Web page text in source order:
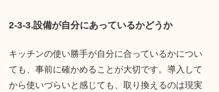
2-3-3.設備が自分にあっているかどうか
キッチンの使い勝手が自分に合っているかについ
ても、事前に確かめることが大切です。導入して
から使いづらいと感じても、取り換えるのは現実